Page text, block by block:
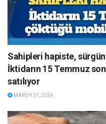
Sahipleri hapiste,
İktidarın 15 Temmuz
satılıyor
MARCH 31, 2026